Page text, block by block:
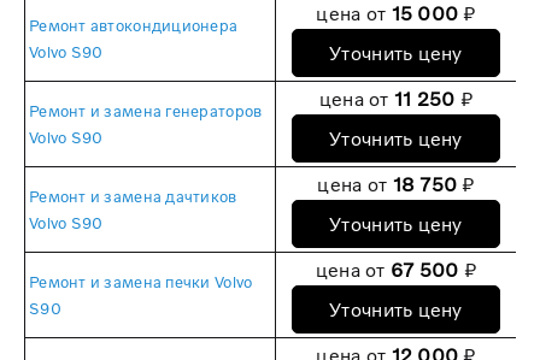
Ремонт автокондиционера
Volvo S90
цена от 15 000 ₽
Уточнить цену
Ремонт и замена генераторов
Volvo S90
цена от 11 250 ₽
Уточнить цену
Ремонт и замена дачтиков
Volvo S90
цена от 18 750 ₽
Уточнить цену
Ремонт и замена печки Volvo
S90
цена от 67 500 ₽
Уточнить цену